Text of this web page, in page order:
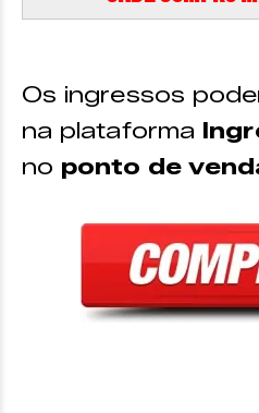
Os ingressos
na plataforma
no ponto de